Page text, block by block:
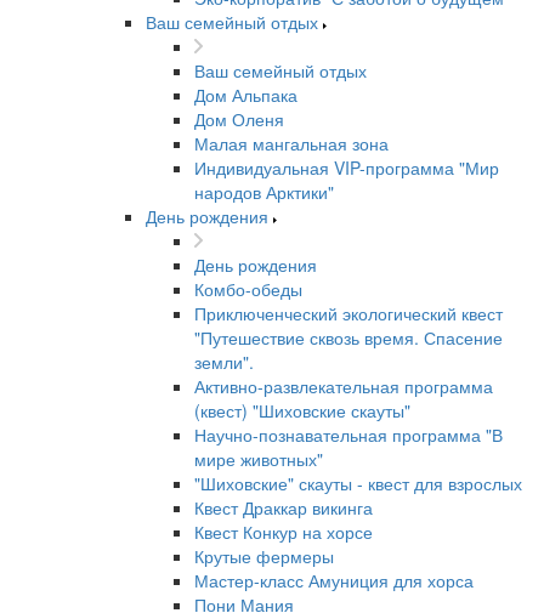
Ваш семейный отдых
Ваш семейный отдых
Дом Альпака
Дом Оленя
Малая мангальная зона
Индивидуальная VIP-программа "Мир
народов Арктики"
День рождения
День рождения
Комбо-обеды
Приключенческий экологический квест
"Путешествие сквозь время. Спасение
земли".
Активно-развлекательная программа
(квест) "Шиховские скауты"
Научно-познавательная программа "В
мире животных"
"Шиховские" скауты - квест для взрослых
Квест Драккар викинга
Квест Конкур на хорсе
Крутые фермеры
Мастер-класс Амуниция для хорса
Пони Мания